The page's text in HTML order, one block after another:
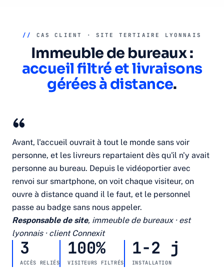
// CAS CLIENT · SITE TERTIAIRE LYONNAIS
Immeuble de bureaux :
accueil filtré et livraisons
gérées à distance.
Avant, l'accueil ouvrait à tout le monde sans voir
personne, et les livreurs repartaient dès qu'il n'y avait
personne au bureau. Depuis le vidéoportier avec
renvoi sur smartphone, on voit chaque visiteur, on
ouvre à distance quand il le faut, et le personnel
passe au badge sans nous appeler.
Responsable de site, immeuble de bureaux · est
lyonnais · client Connexit
3
ACCÈS RELIÉS
100%
VISITEURS FILTRÉS
1-2 j
INSTALLATION